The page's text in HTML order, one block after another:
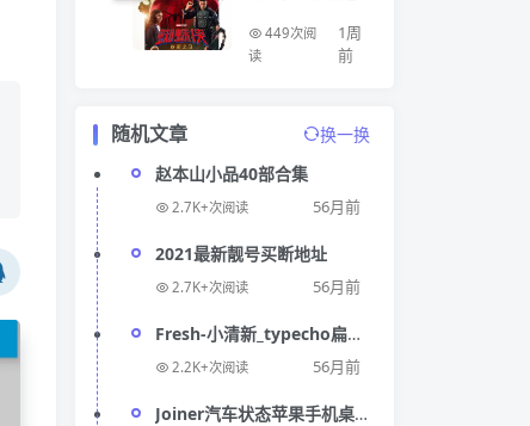
rand New Day (2
026)
449次阅
读
1周
前
随机文章
换一换
赵本山小品40部合集
2.7K+次阅读 56月前
2021最新靓号买断地址
2.7K+次阅读 56月前
Fresh-小清新_typecho扁平
化自适应后台主题
2.2K+次阅读 56月前
Joiner汽车状态苹果手机桌